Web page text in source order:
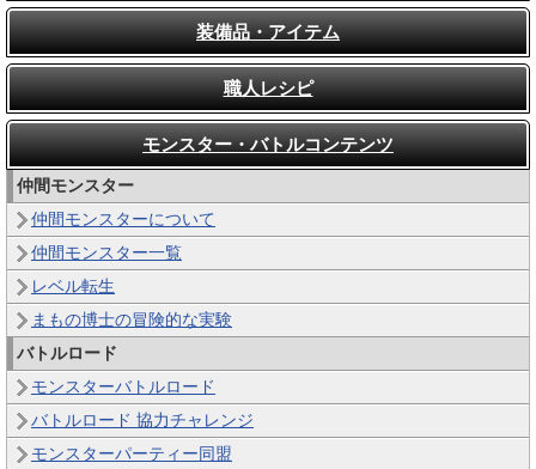
装備品・アイテム
職人レシピ
モンスター・バトルコンテンツ
仲間モンスター
仲間モンスターについて
仲間モンスター一覧
レベル転生
まもの博士の冒険的な実験
バトルロード
モンスターバトルロード
バトルロード 協力チャレンジ
モンスターパーティー同盟